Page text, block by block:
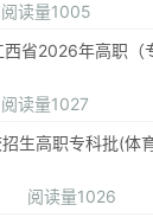
阅读量1005
省2026年高职（
阅读量1027
生高职专科批(体
阅读量1026